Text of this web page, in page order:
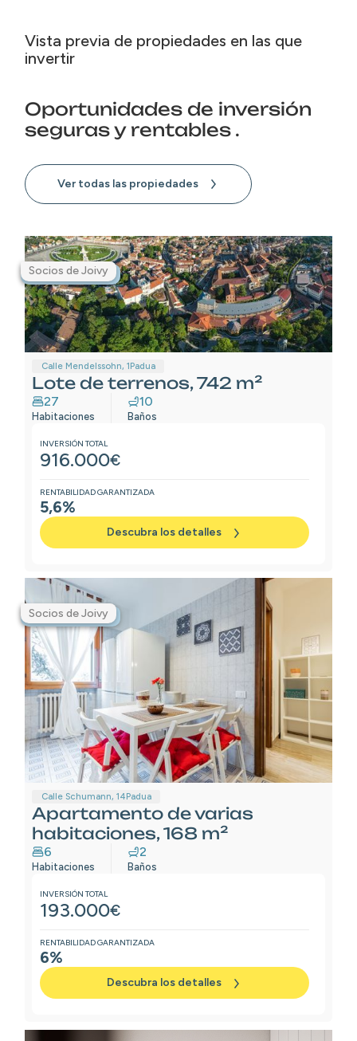
Vista previa de propiedades en las que
invertir
Oportunidades de inversión
seguras y rentables .
Ver todas las propiedades
Premium
Socios de Joivy
Calle Mendelssohn, 1Padua
Lote de terrenos, 742 m²
27
Habitaciones
10
Baños
INVERSIÓN TOTAL
916.000€
RENTABILIDAD GARANTIZADA
5,6%
Descubra los detalles
Premium
Socios de Joivy
Calle Schumann, 14Padua
Apartamento de varias
habitaciones, 168 m²
6
Habitaciones
2
Baños
INVERSIÓN TOTAL
193.000€
RENTABILIDAD GARANTIZADA
6%
Descubra los detalles